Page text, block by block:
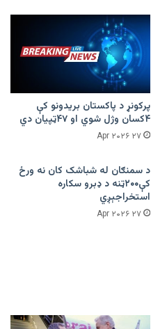
پرکونړ د پاکستان بریدونو کې
۴کسان وژل شوي او ۴۷ټپیان دي
۲۷ Apr ۲۰۲۶
د سمنګان له شباشک کان نه ورځ
کې۲۰۰ټنه د ډبرو سکاره
استخراجېږي
۲۷ Apr ۲۰۲۶